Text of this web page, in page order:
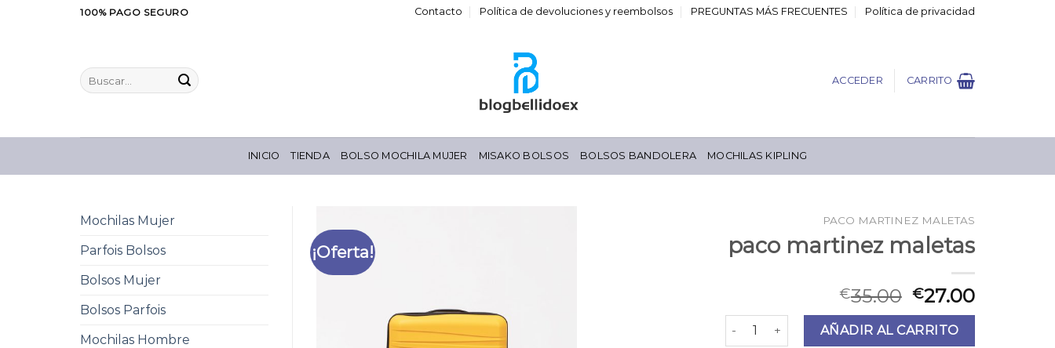
100% PAGO SEGURO Contacto Política de devoluciones y reembolsos PREGUNTAS MÁS FRECUENTES Política de privacidad
Buscar
por:
ACCEDER CARRITO
INICIO TIENDA BOLSO MOCHILA MUJER MISAKO BOLSOS BOLSOS BANDOLERA MOCHILAS KIPLING
Mochilas Mujer
Parfois Bolsos
Bolsos Mujer
Bolsos Parfois
Mochilas Hombre
¡Oferta!
PACO MARTINEZ MALETAS
paco martinez maletas
€35.00 €27.00
paco martinez maletas cantidad
AÑADIR AL CARRITO